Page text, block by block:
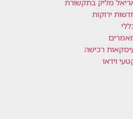
מליק בתקשורת
ירוקות
רכישה
וידאו